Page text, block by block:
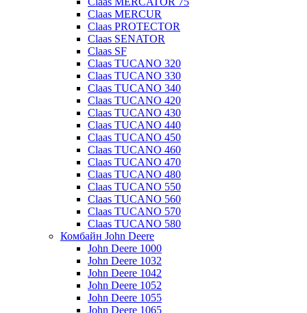
Claas MERCUR
Claas PROTECTOR
Claas SENATOR
Claas SF
Claas TUCANO 320
Claas TUCANO 330
Claas TUCANO 340
Claas TUCANO 420
Claas TUCANO 430
Claas TUCANO 440
Claas TUCANO 450
Claas TUCANO 460
Claas TUCANO 470
Claas TUCANO 480
Claas TUCANO 550
Claas TUCANO 560
Claas TUCANO 570
Claas TUCANO 580
Комбайн John Deere
John Deere 1000
John Deere 1032
John Deere 1042
John Deere 1052
John Deere 1055
John Deere 1065